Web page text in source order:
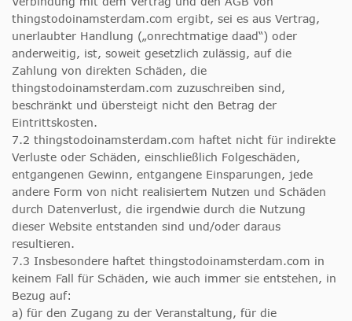
thingstodoinamsterdam.com ergibt, sei es aus Vertrag,
unerlaubter Handlung („onrechtmatige daad“) oder
anderweitig, ist, soweit gesetzlich zulässig, auf die
Zahlung von direkten Schäden, die
thingstodoinamsterdam.com zuzuschreiben sind,
beschränkt und übersteigt nicht den Betrag der
Eintrittskosten.
7.2 thingstodoinamsterdam.com haftet nicht für indirekte
Verluste oder Schäden, einschließlich Folgeschäden,
entgangenen Gewinn, entgangene Einsparungen, jede
andere Form von nicht realisiertem Nutzen und Schäden
durch Datenverlust, die irgendwie durch die Nutzung
dieser Website entstanden sind und/oder daraus
resultieren.
7.3 Insbesondere haftet thingstodoinamsterdam.com in
keinem Fall für Schäden, wie auch immer sie entstehen, in
Bezug auf:
a) für den Zugang zu der Veranstaltung, für die